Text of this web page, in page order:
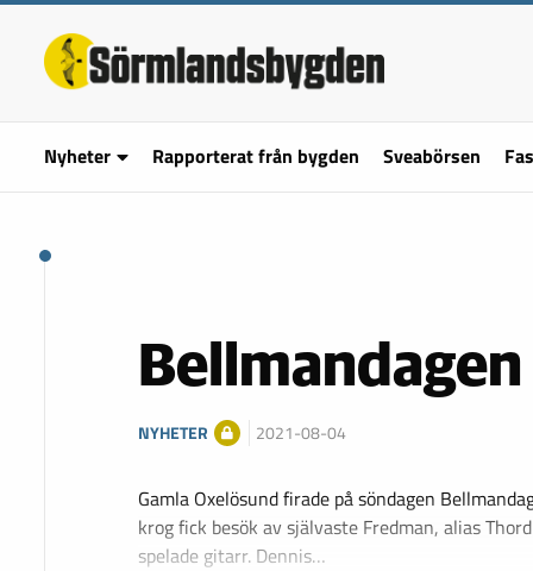
Nyheter Rapporterat från bygden Sveabörsen
Bellmandagen
NYHETER 2021-08-04
Gamla Oxelösund firade på söndagen
krog fick besök av självaste Fredman, alias
spelade gitarr. Dennis…